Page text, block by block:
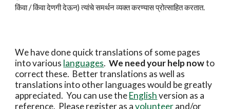
किंवा / किंवा देणगी देऊन) त्यांचे समर्थन व्यक्त करण्यास प्रोत्साहित करतात.
We have done quick translations of some pages
into various languages. We need your help now to
correct these.  Better translations as well as
translations into other languages would be greatly
appreciated.  You can use the English version as a
reference.  Please register as a volunteer and/or